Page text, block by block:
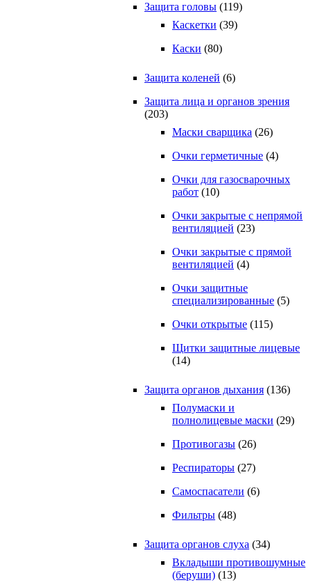
Защита головы (119)
Каскетки (39)
Каски (80)
Защита коленей (6)
Защита лица и органов зрения
(203)
Маски сварщика (26)
Очки герметичные (4)
Очки для газосварочных
работ (10)
Очки закрытые с непрямой
вентиляцией (23)
Очки закрытые с прямой
вентиляцией (4)
Очки защитные
специализированные (5)
Очки открытые (115)
Щитки защитные лицевые
(14)
Защита органов дыхания (136)
Полумаски и
полнолицевые маски (29)
Противогазы (26)
Респираторы (27)
Самоспасатели (6)
Фильтры (48)
Защита органов слуха (34)
Вкладыши противошумные
(беруши) (13)